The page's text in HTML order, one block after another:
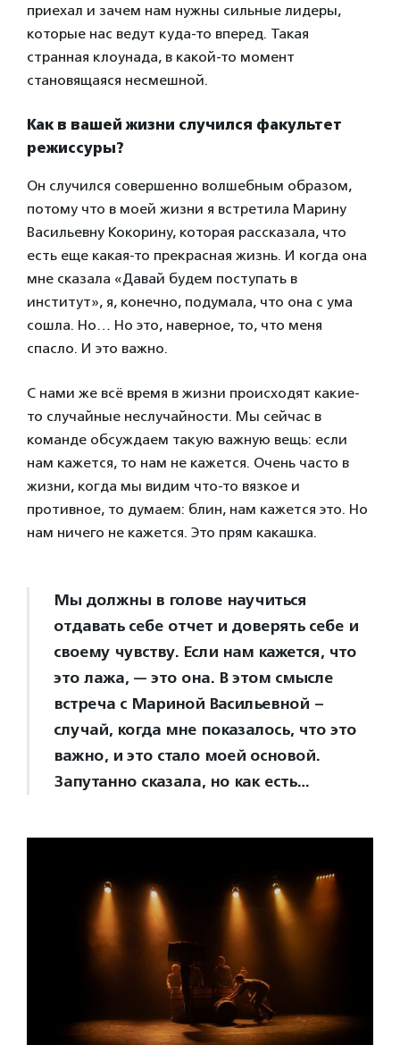
приехал и зачем нам нужны сильные лидеры,
которые нас ведут куда-то вперед. Такая
странная клоунада, в какой-то момент
становящаяся несмешной.
Как в вашей жизни случился факультет
режиссуры?
Он случился совершенно волшебным образом,
потому что в моей жизни я встретила Марину
Васильевну Кокорину, которая рассказала, что
есть еще какая-то прекрасная жизнь. И когда она
мне сказала «Давай будем поступать в
институт», я, конечно, подумала, что она с ума
сошла. Но… Но это, наверное, то, что меня
спасло. И это важно.
С нами же всё время в жизни происходят какие-
то случайные неслучайности. Мы сейчас в
команде обсуждаем такую важную вещь: если
нам кажется, то нам не кажется. Очень часто в
жизни, когда мы видим что-то вязкое и
противное, то думаем: блин, нам кажется это. Но
нам ничего не кажется. Это прям какашка.
Мы должны в голове научиться
отдавать себе отчет и доверять себе и
своему чувству. Если нам кажется, что
это лажа, — это она. В этом смысле
встреча с Мариной Васильевной –
случай, когда мне показалось, что это
важно, и это стало моей основой.
Запутанно сказала, но как есть…